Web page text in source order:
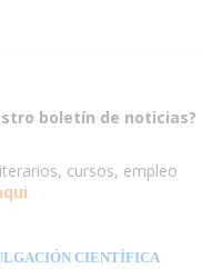
boletín de noticias?
cursos, empleo
CIENTÍFICA